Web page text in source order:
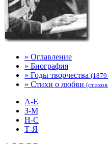
» Оглавление
» Биография
» Годы творчества
» Стихи о любви
А-Е
З-М
Н-С
Т-Я